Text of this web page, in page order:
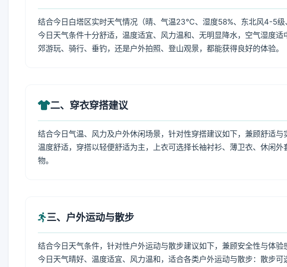
结合今日白塔区实时天气情况（晴、气温23℃、湿度58%、东北风4-5级
今日天气条件十分舒适，温度适宜、风力温和、无明显降水，空气湿度
郊游玩、骑行、垂钓，还是户外拍照、登山观景，都能获得良好的体验。
二、穿衣穿搭建议
结合今日气温、风力及户外休闲场景，针对性穿搭建议如下，兼顾舒适与
温度舒适，穿搭以轻便舒适为主，上衣可选择长袖衬衫、薄卫衣、休闲
物。
三、户外运动与散步
结合今日天气条件，针对性户外运动与散步建议如下，兼顾安全性与体验
今日天气晴好、温度适宜、风力温和，适合各类户外运动与散步：散步